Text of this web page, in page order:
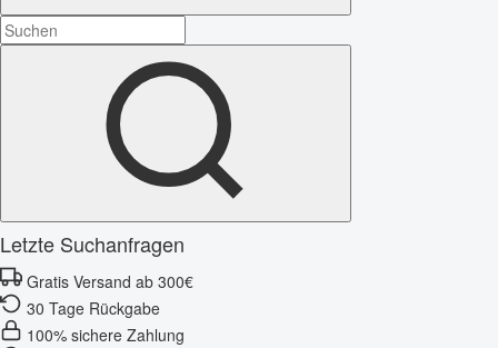
Letzte Suchanfragen
Gratis Versand ab 300€
30 Tage Rückgabe
100% sichere Zahlung